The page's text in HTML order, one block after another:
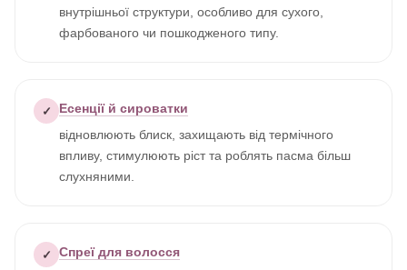
внутрішньої структури, особливо для сухого,
фарбованого чи пошкодженого типу.
✓
Есенції й сироватки
відновлюють блиск, захищають від термічного
впливу, стимулюють ріст та роблять пасма більш
слухняними.
✓
Спреї для волосся